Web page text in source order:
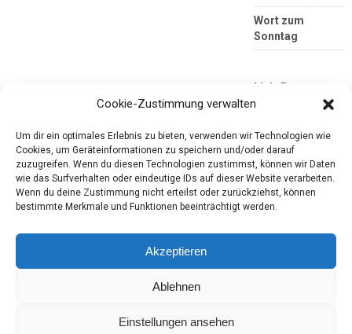
Wort zum
Sonntag
Link-Partner
Tester-Paradies
Produkttests und Alltag
Cookie-Zustimmung verwalten
Um dir ein optimales Erlebnis zu bieten, verwenden wir Technologien wie
Cookies, um Geräteinformationen zu speichern und/oder darauf
zuzugreifen. Wenn du diesen Technologien zustimmst, können wir Daten
wie das Surfverhalten oder eindeutige IDs auf dieser Website verarbeiten.
Wenn du deine Zustimmung nicht erteilst oder zurückziehst, können
bestimmte Merkmale und Funktionen beeinträchtigt werden.
Akzeptieren
Ablehnen
Einstellungen ansehen
Die mobile Version verlassen